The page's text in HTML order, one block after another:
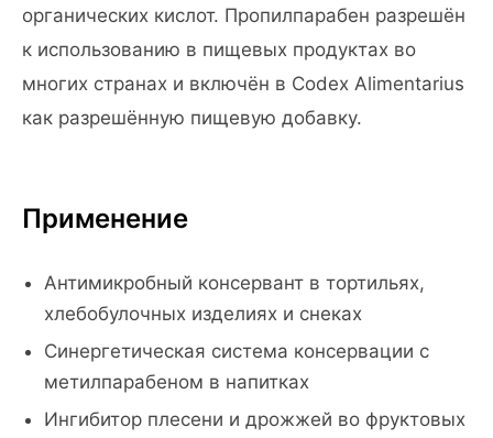
органических кислот. Пропилпарабен разрешён
к использованию в пищевых продуктах во
многих странах и включён в Codex Alimentarius
как разрешённую пищевую добавку.
Применение
Антимикробный консервант в тортильях,
хлебобулочных изделиях и снеках
Синергетическая система консервации с
метилпарабеном в напитках
Ингибитор плесени и дрожжей во фруктовых